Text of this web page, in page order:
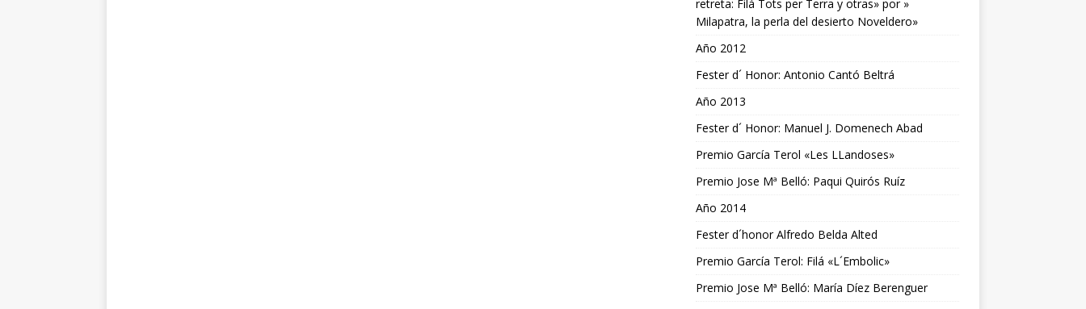
retreta: Filá Tots per Terra y otras» por »
Milapatra, la perla del desierto Noveldero»
Año 2012
Fester d´ Honor: Antonio Cantó Beltrá
Año 2013
Fester d´ Honor: Manuel J. Domenech Abad
Premio García Terol «Les LLandoses»
Premio Jose Mª Belló: Paqui Quirós Ruíz
Año 2014
Fester d´honor Alfredo Belda Alted
Premio García Terol: Filá «L´Embolic»
Premio Jose Mª Belló: María Díez Berenguer